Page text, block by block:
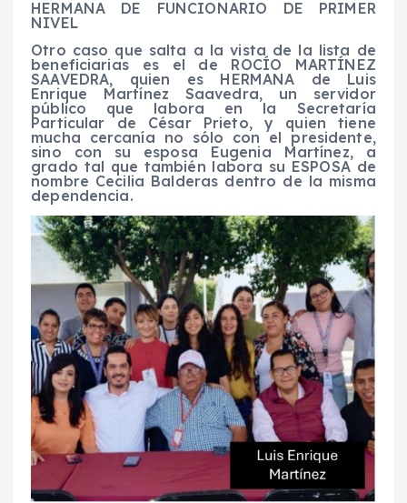
HERMANA DE FUNCIONARIO DE PRIMER
NIVEL
Otro caso que salta a la vista de la lista de
beneficiarias es el de ROCÍO MARTÍNEZ
SAAVEDRA, quien es HERMANA de Luis
Enrique Martínez Saavedra, un servidor
público que labora en la Secretaría
Particular de César Prieto, y quien tiene
mucha cercanía no sólo con el presidente,
sino con su esposa Eugenia Martínez, a
grado tal que también labora su ESPOSA de
nombre Cecilia Balderas dentro de la misma
dependencia.